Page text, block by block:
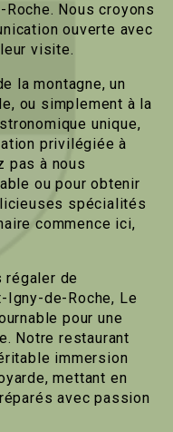
Nous croyons
ouverte avec
visite.
la montagne, un
ou simplement à la
unique,
privilégiée à
pas à nous
ou pour obtenir
spécialités
commence ici,
régaler de
de-Roche, Le
pour une
Notre restaurant
immersion
mettant en
avec passion